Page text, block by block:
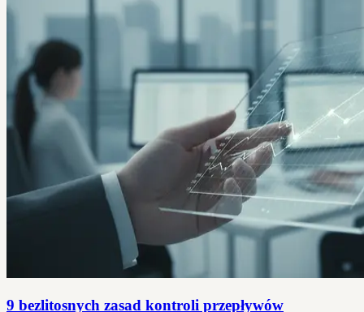
9 bezlitosnych zasad kontroli przepływów